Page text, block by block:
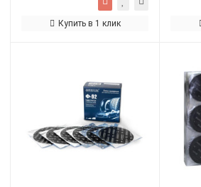
Купить в 1 клик